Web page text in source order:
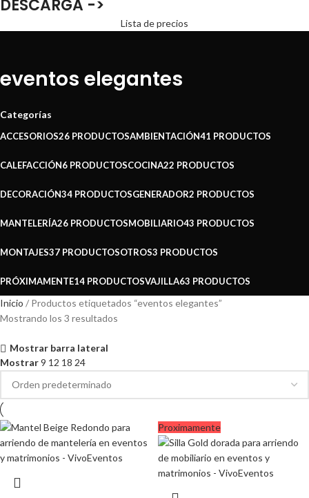
DESCARGA ->
Lista de precios
eventos elegantes
Categorías
ACCESORIOS26 PRODUCTOSAMBIENTACIÓN41 PRODUCTOS
CALEFACCIÓN6 PRODUCTOSCOCINA22 PRODUCTOS
DECORACIÓN34 PRODUCTOSGENERADOR2 PRODUCTOS
MANTELERÍA26 PRODUCTOSMOBILIARIO43 PRODUCTOS
MONTAJES37 PRODUCTOSOTROS3 PRODUCTOS
PRÓXIMAMENTE14 PRODUCTOSVAJILLA63 PRODUCTOS
Inicio
Productos etiquetados “eventos elegantes”
Mostrando los 3 resultados
Mostrar barra lateral
Mostrar9 12 18 24
Proximamente